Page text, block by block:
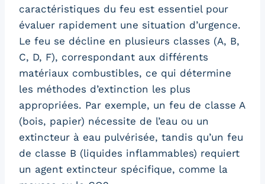
caractéristiques du feu est essentiel pour
évaluer rapidement une situation d’urgence.
Le feu se décline en plusieurs classes (A, B,
C, D, F), correspondant aux différents
matériaux combustibles, ce qui détermine
les méthodes d’extinction les plus
appropriées. Par exemple, un feu de classe A
(bois, papier) nécessite de l’eau ou un
extincteur à eau pulvérisée, tandis qu’un feu
de classe B (liquides inflammables) requiert
un agent extincteur spécifique, comme la